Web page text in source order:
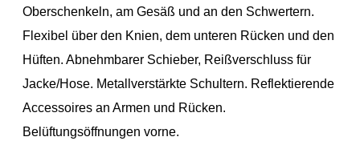
Oberschenkeln, am Gesäß und an den Schwertern.
Flexibel über den Knien, dem unteren Rücken und den
Hüften. Abnehmbarer Schieber, Reißverschluss für
Jacke/Hose. Metallverstärkte Schultern. Reflektierende
Accessoires an Armen und Rücken.
Belüftungsöffnungen vorne.